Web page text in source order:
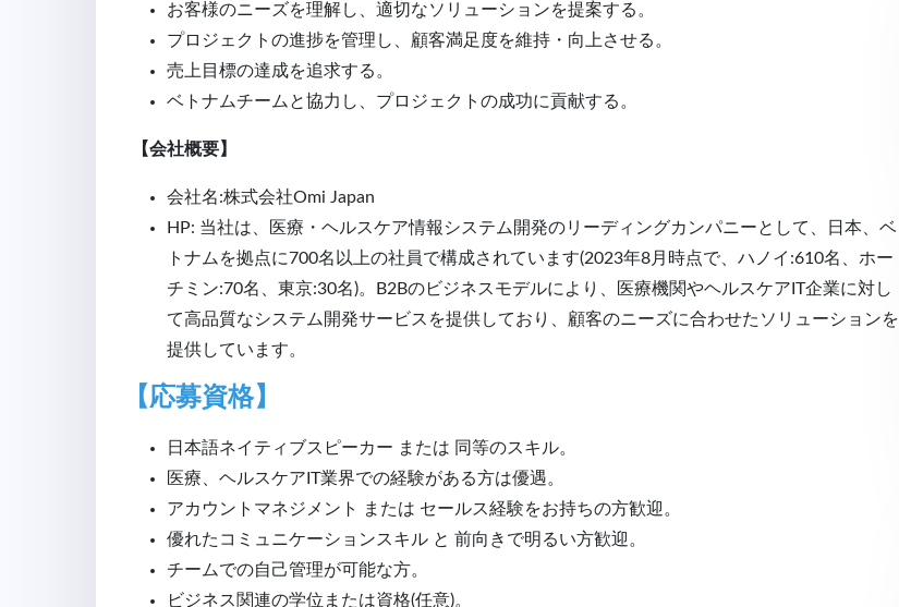
お客様のニーズを理解し、適切なソリューションを提案する 。
プロジェクトの進捗を管理し、顧客満足度を維持・向上させる 。
売上目標の達成を追求する 。
ベトナムチームと協力し、プロジェクトの成功に貢献する 。
【会社概要】
会社名:株式会社Omi Japan
HP: 当社は、医療・ヘルスケア情報システム開発のリーディングカンパニーとして、日本、ベ
トナムを拠点に700名以上の社員で構成されています(2023年8月時点で、ハノイ:610名、ホー
チミン:70名、東京:30名)。B2Bのビジネスモデルにより、医療機関やヘルスケアIT企業に対し
て高品質なシステム開発サービスを提供しており、顧客のニーズに合わせたソリューションを
提供しています。
【応募資格】
日本語ネイティブスピーカー または 同等のスキル。
医療、ヘルスケアIT業界での経験がある方は優遇。
アカウントマネジメント または セールス経験をお持ちの方歓迎 。
優れたコミュニケーションスキル と 前向きで明るい方歓迎 。
チームでの自己管理が可能な方。
ビジネス関連の学位または資格(任意)。